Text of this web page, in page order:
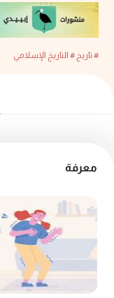
# تاريخ # التاريخ الإسلامي
معرفة